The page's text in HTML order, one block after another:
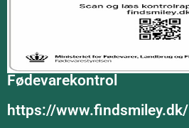
Fødevarekontrol
https://